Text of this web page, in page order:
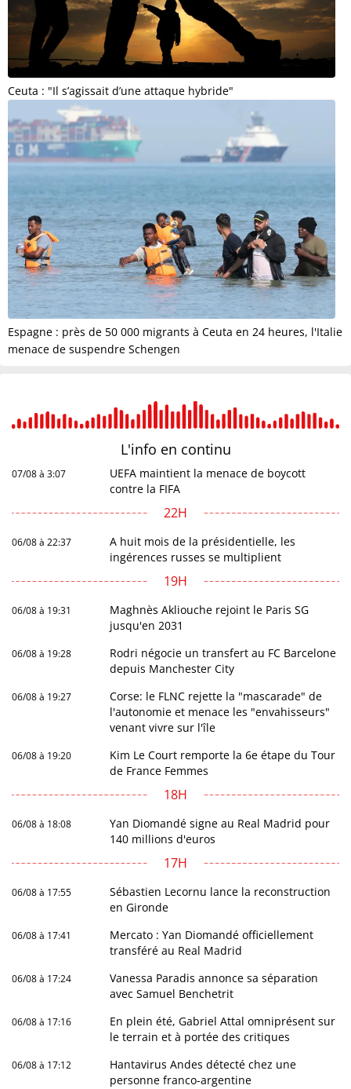
Ceuta : "Il s’agissait d’une attaque hybride"
Espagne : près de 50 000 migrants à Ceuta en 24 heures, l'Italie
menace de suspendre Schengen
L'info en continu
07/08 à 3:07
UEFA maintient la menace de boycott
contre la FIFA
22H
06/08 à 22:37
A huit mois de la présidentielle, les
ingérences russes se multiplient
19H
06/08 à 19:31
Maghnès Akliouche rejoint le Paris SG
jusqu'en 2031
06/08 à 19:28
Rodri négocie un transfert au FC Barcelone
depuis Manchester City
06/08 à 19:27
Corse: le FLNC rejette la "mascarade" de
l'autonomie et menace les "envahisseurs"
venant vivre sur l'île
06/08 à 19:20
Kim Le Court remporte la 6e étape du Tour
de France Femmes
18H
06/08 à 18:08
Yan Diomandé signe au Real Madrid pour
140 millions d'euros
17H
06/08 à 17:55
Sébastien Lecornu lance la reconstruction
en Gironde
06/08 à 17:41
Mercato : Yan Diomandé officiellement
transféré au Real Madrid
06/08 à 17:24
Vanessa Paradis annonce sa séparation
avec Samuel Benchetrit
06/08 à 17:16
En plein été, Gabriel Attal omniprésent sur
le terrain et à portée des critiques
06/08 à 17:12
Hantavirus Andes détecté chez une
personne franco-argentine